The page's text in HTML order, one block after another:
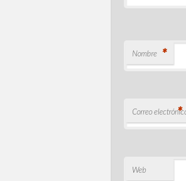
Nombre *
Correo *
Web